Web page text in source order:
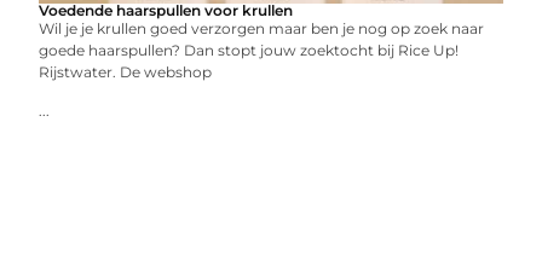
Voedende haarspullen voor krullen
Wil je je krullen goed verzorgen maar ben je nog op zoek naar
goede haarspullen? Dan stopt jouw zoektocht bij Rice Up!
Rijstwater. De webshop
...